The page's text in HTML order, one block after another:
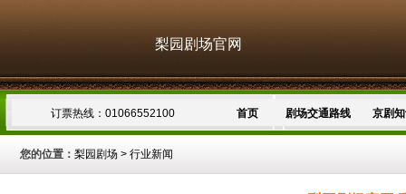
梨园剧场官网
订票热线：01066552100 首页 剧场交通路线 京剧
您的位置： 梨园剧场 > 行业新闻